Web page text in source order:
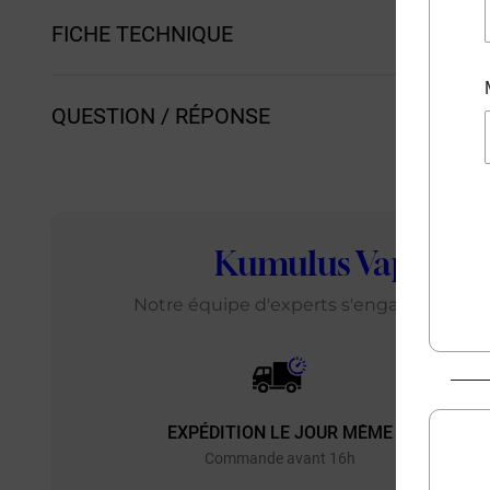
FICHE TECHNIQUE
QUESTION / RÉPONSE
Kumulus Vape :
Notre équipe d'experts s'engage
EXPÉDITION LE JOUR MÊME
Commande avant 16h